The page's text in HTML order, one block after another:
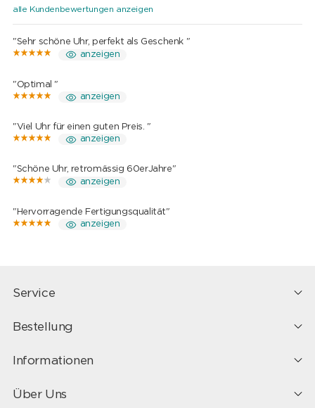
alle Kundenbewertungen anzeigen
"Sehr schöne Uhr, perfekt als Geschenk "
anzeigen
"Optimal "
anzeigen
"Viel Uhr für einen guten Preis. "
anzeigen
"Schöne Uhr, retromässig 60erJahre"
anzeigen
"Hervorragende Fertigungsqualität"
anzeigen
Service
Bestellung
Informationen
Über Uns